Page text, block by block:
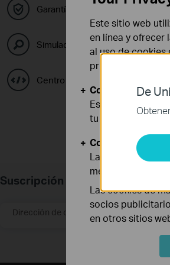
Garantía y Políticas de RMA
Simulador TP-Link
Centro de Códigos GPL
Suscripción
Dirección de correo electrónico
De
Este sitio web
en línea y ofrecer
al uso de
privacidad
Cookies Básicas
Estas cookies
tu sistema.
Cookies de
Las cookies de
mejorar y adaptar
Las cookies de
socios
en otros sitios